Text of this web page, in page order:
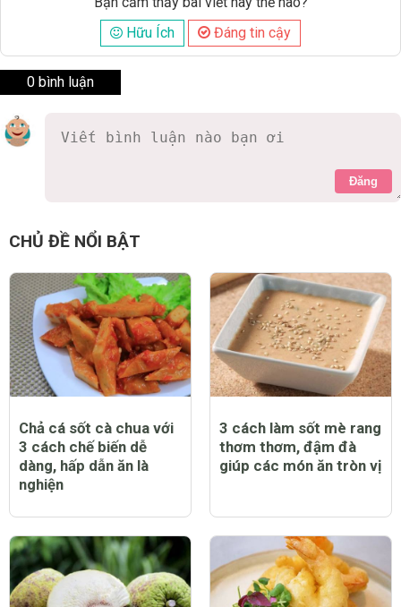
Hữu Ích
Đáng tin cậy
0 bình luận
Đăng
CHỦ ĐỀ NỔI BẬT
Chả cá sốt cà chua với
3 cách chế biến dễ
dàng, hấp dẫn ăn là
nghiện
3 cách làm sốt mè rang
thơm thơm, đậm đà
giúp các món ăn tròn vị